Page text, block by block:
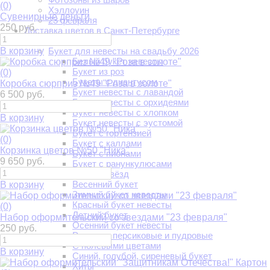
Хэллоуин
23 февраля
Доставка цветов в Санкт-Петербурге
Букет для невесты на свадьбу 2026
Белый букет невесты
Букет из роз
Букеты с диантусом
Букет невесты с лавандой
Букет невесты с орхидеями
Букет невесты с хлопком
Букет невесты с эустомой
Букет с гортензией
Букет с каллами
Букет с пионами
Букет с ранункулюсами
Букеты звёзд
Весенний букет
Зимний букет невесты
Красный букет невесты
Летний букет
Осенний букет невесты
Розовые, персиковые и пудровые
С полевыми цветами
Синий, голубой, сиреневый букет
Хиты
(0)
Сувенирные деньги
250 руб.
В корзину
(0)
Коробка сюрприз №49 "Роза в золоте"
6 500 руб.
В корзину
(0)
Корзинка цветов №50 "Ника"
9 650 руб.
В корзину
(0)
Набор оформительский со звездами "23 февраля"
250 руб.
В корзину